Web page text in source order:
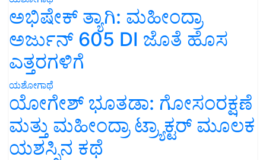
ಅಭಿಷೇಕ್ ತ್ಯಾಗಿ: ಮಹೀಂದ್ರಾ
ಅರ್ಜುನ್ 605 DI ಜೊತೆ ಹೊಸ
ಎತ್ತರಗಳಿಗೆ
ಯಶೋಗಾಥೆ
ಯೋಗೇಶ್ ಭೂತಡಾ: ಗೋಸಂರಕ್ಷಣೆ
ಮತ್ತು ಮಹೀಂದ್ರಾ ಟ್ರ್ಯಾಕ್ಟರ್ ಮೂಲಕ
ಯಶಸ್ಸಿನ ಕಥೆ